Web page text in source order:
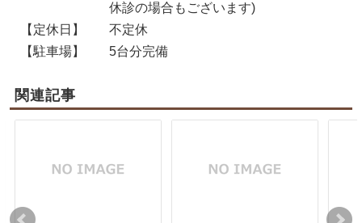
休診の場合もございます)
【定休日】
不定休
【駐車場】
5台分完備
関連記事